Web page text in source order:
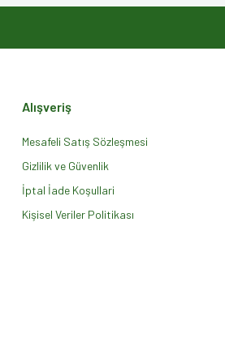
Gönder
Alışveriş
Mesafeli Satış Sözleşmesi
Gizlilik ve Güvenlik
İptal İade Koşullari
Kişisel Veriler Politikası